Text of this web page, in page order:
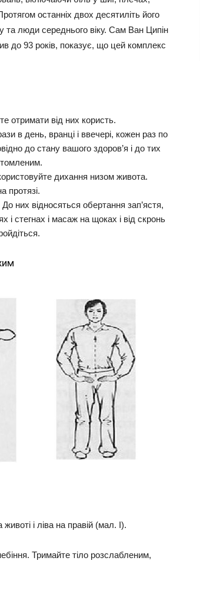
останніх двох десятиліть його
та люди середнього віку. Сам Ван Ципін
до 93 років, показує, що цей комплекс
отримати від них користь.
в день, вранці і ввечері, кожен раз по
до стану вашого здоров’я і до тих
дихання низом живота.
протязі.
них відносяться обертання зап’ястя,
і стегнах і масаж на щоках і від скронь
і ліва на правій (мал. I).
Тримайте тіло розслабленим,